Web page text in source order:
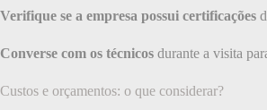
Verifique se a empresa possui certificações
Converse com os técnicos durante a visita
Custos e orçamentos: o que considerar?